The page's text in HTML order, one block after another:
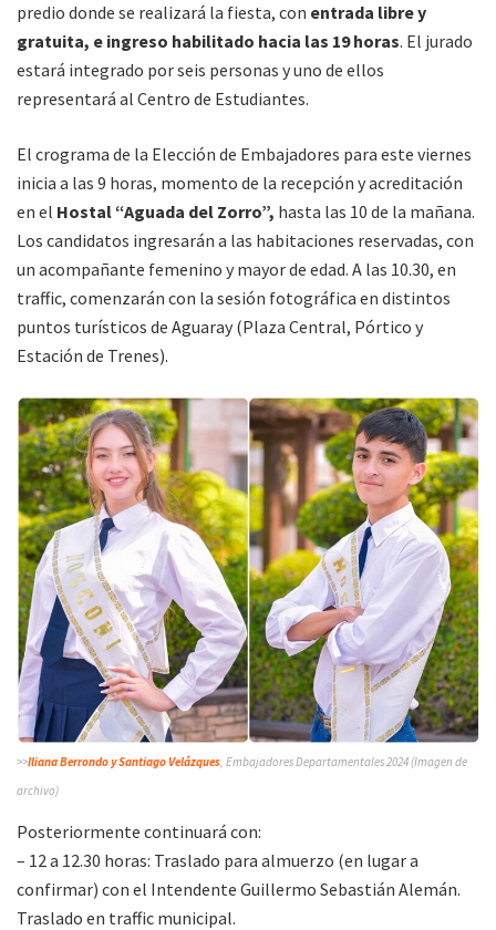
predio donde se realizará la fiesta, con entrada libre y
gratuita, e ingreso habilitado hacia las 19 horas. El jurado
estará integrado por seis personas y uno de ellos
representará al Centro de Estudiantes.
El crograma de la Elección de Embajadores para este viernes
inicia a las 9 horas, momento de la recepción y acreditación
en el Hostal “Aguada del Zorro”, hasta las 10 de la mañana.
Los candidatos ingresarán a las habitaciones reservadas, con
un acompañante femenino y mayor de edad. A las 10.30, en
traffic, comenzarán con la sesión fotográfica en distintos
puntos turísticos de Aguaray (Plaza Central, Pórtico y
Estación de Trenes).
>>Iliana Berrondo y Santiago Velázques, Embajadores Departamentales 2024 (Imagen de
archivo)
Posteriormente continuará con:
– 12 a 12.30 horas: Traslado para almuerzo (en lugar a
confirmar) con el Intendente Guillermo Sebastián Alemán.
Traslado en traffic municipal.